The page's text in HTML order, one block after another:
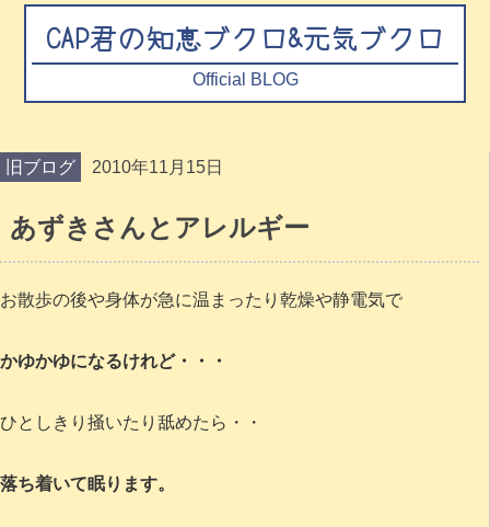
CAP君の知恵ブクロ&元気ブクロ
Official BLOG
旧ブログ 2010年11月15日
あずきさんとアレルギー
お散歩の後や身体が急に温まったり乾燥や静電気で
かゆかゆになるけれど・・・
ひとしきり掻いたり舐めたら・・
落ち着いて眠ります。